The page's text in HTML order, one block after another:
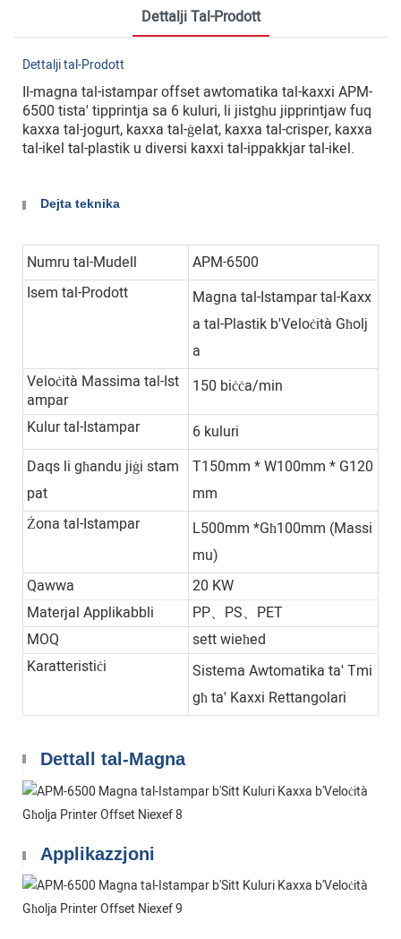
Dettalji Tal-Prodott
Dettalji tal-Prodott
Il-magna tal-istampar offset awtomatika tal-kaxxi APM-
6500 tista' tipprintja sa 6 kuluri, li jistgħu jipprintjaw fuq
kaxxa tal-jogurt, kaxxa tal-ġelat, kaxxa tal-crisper, kaxxa
tal-ikel tal-plastik u diversi kaxxi tal-ippakkjar tal-ikel.
Dejta teknika
Numru tal-Mudell
APM-6500
Isem tal-Prodott
Magna tal-Istampar tal-Kaxx
a tal-Plastik b'Veloċità Għolj
a
Veloċità Massima tal-Ist
ampar
150 biċċa/min
Kulur tal-Istampar
6 kuluri
Daqs li għandu jiġi stam
pat
T150mm * W100mm * G120
mm
Żona tal-Istampar
L500mm *Għ100mm (Massi
mu)
Qawwa
20 KW
Materjal Applikabbli
PP、PS、PET
MOQ
sett wieħed
Karatteristiċi
Sistema Awtomatika ta' Tmi
għ ta' Kaxxi Rettangolari
Dettall tal-Magna
Applikazzjoni